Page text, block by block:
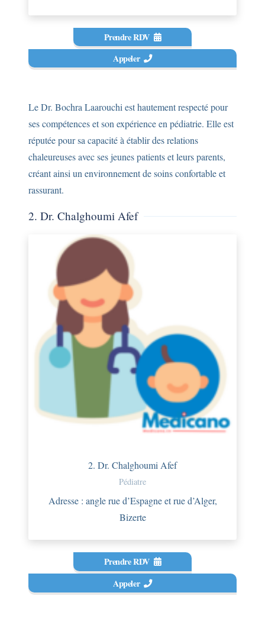
Prendre RDV
Appeler
Le Dr. Bochra Laarouchi est hautement respecté pour
ses compétences et son expérience en pédiatrie. Elle est
réputée pour sa capacité à établir des relations
chaleureuses avec ses jeunes patients et leurs parents,
créant ainsi un environnement de soins confortable et
rassurant.
2. Dr. Chalghoumi Afef
2. Dr. Chalghoumi Afef
Pédiatre
Adresse : angle rue d’Espagne et rue d’Alger,
Bizerte
Prendre RDV
Appeler